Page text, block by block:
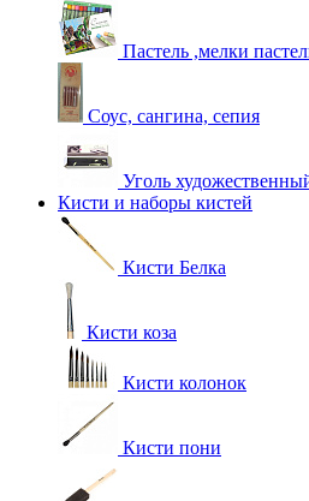
Пастель ,мелки
Соус, сангина, сепия
Уголь
Кисти и наборы кистей
Кисти Белка
Кисти коза
Кисти колонок
Кисти пони